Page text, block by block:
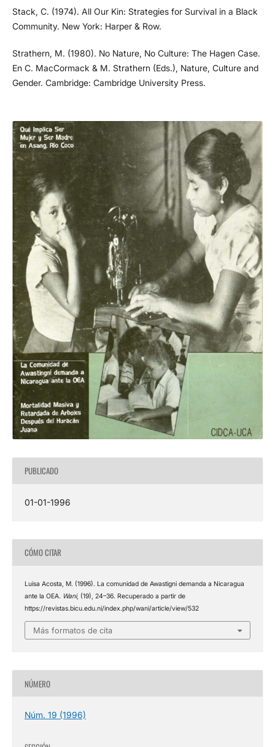
Stack, C. (1974). All Our Kin: Strategies for Survival in a Black
Community. New York: Harper & Row.
Strathern, M. (1980). No Nature, No Culture: The Hagen Case.
En C. MacCormack & M. Strathern (Eds.), Nature, Culture and
Gender. Cambridge: Cambridge University Press.
PUBLICADO
01-01-1996
CÓMO CITAR
Luisa Acosta, M. (1996). La comunidad de Awastigni demanda a Nicaragua
ante la OEA. Wani, (19), 24–36. Recuperado a partir de
https://revistas.bicu.edu.ni/index.php/wani/article/view/532
Más formatos de cita
NÚMERO
Núm. 19 (1996)